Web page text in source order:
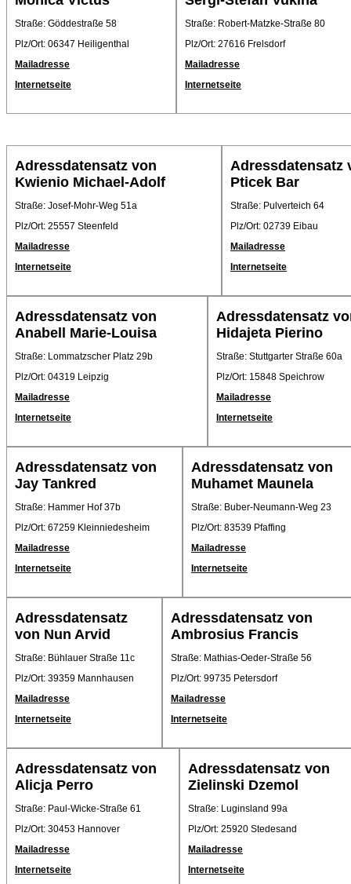
Straße: Göddestraße 58
Plz/Ort: 06347 Heiligenthal
Mailadresse
Internetseite
Straße: Robert-Matzke-Straße 80
Plz/Ort: 27616 Frelsdorf
Mailadresse
Internetseite
Adressdatensatz von
Kwienio Michael-Adolf
Straße: Josef-Mohr-Weg 51a
Plz/Ort: 25557 Steenfeld
Mailadresse
Internetseite
Adressdatensatz
Pticek Bar
Straße: Pulverteich 64
Plz/Ort: 02739 Eibau
Mailadresse
Internetseite
Adressdatensatz von
Anabell Marie-Louisa
Straße: Lommatzscher Platz 29b
Plz/Ort: 04319 Leipzig
Mailadresse
Internetseite
Adressdatensatz
Hidajeta Pierino
Straße: Stuttgarter Straße 60a
Plz/Ort: 15848 Speichrow
Mailadresse
Internetseite
Adressdatensatz von
Jay Tankred
Straße: Hammer Hof 37b
Plz/Ort: 67259 Kleinniedesheim
Mailadresse
Internetseite
Adressdatensatz von
Muhamet Maunela
Straße: Buber-Neumann-Weg 23
Plz/Ort: 83539 Pfaffing
Mailadresse
Internetseite
Adressdatensatz
von Nun Arvid
Straße: Bühlauer Straße 11c
Plz/Ort: 39359 Mannhausen
Mailadresse
Internetseite
Adressdatensatz von
Ambrosius Francis
Straße: Mathias-Oeder-Straße 56
Plz/Ort: 99735 Petersdorf
Mailadresse
Internetseite
Adressdatensatz von
Alicja Perro
Straße: Paul-Wicke-Straße 61
Plz/Ort: 30453 Hannover
Mailadresse
Internetseite
Adressdatensatz von
Zielinski Dzemol
Straße: Luginsland 99a
Plz/Ort: 25920 Stedesand
Mailadresse
Internetseite